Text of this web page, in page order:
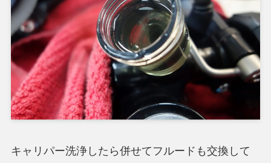
キャリパー洗浄したら併せてフルードも交換して